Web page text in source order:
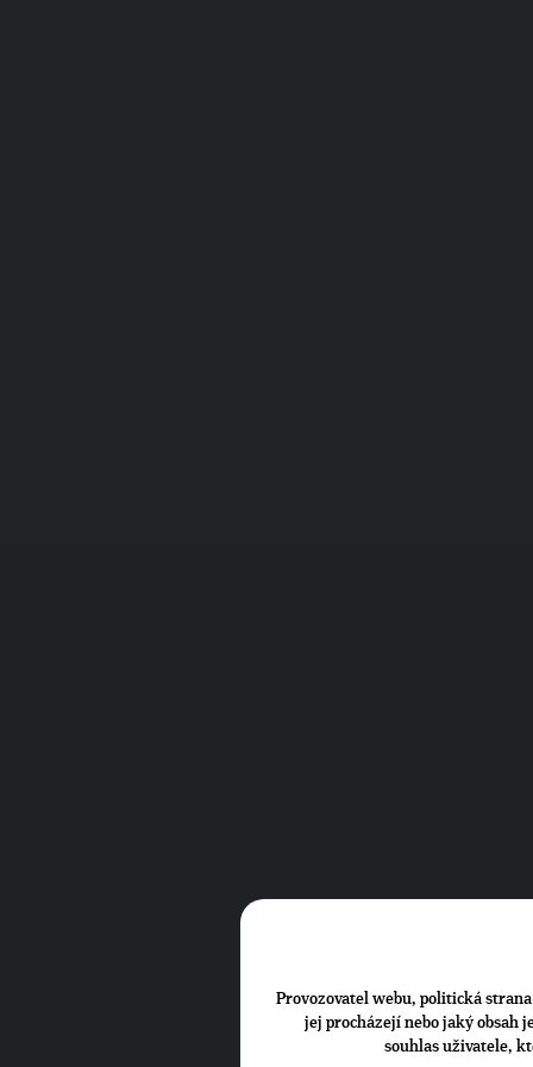
Provozovatel webu, politická
jej procházejí nebo jaký obsah
souhlas uživatele,